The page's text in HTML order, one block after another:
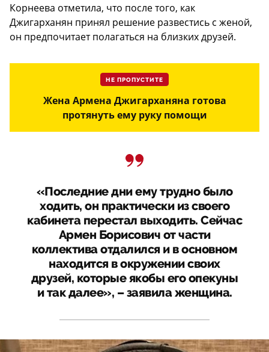
Корнеева отметила, что после того, как
Джигарханян принял решение развестись с женой,
он предпочитает полагаться на близких друзей.
НЕ ПРОПУСТИТЕ
Жена Армена Джигарханяна готова
протянуть ему руку помощи
«Последние дни ему трудно было
ходить, он практически из своего
кабинета перестал выходить. Сейчас
Армен Борисович от части
коллектива отдалился и в основном
находится в окружении своих
друзей, которые якобы его опекуны
и так далее», – заявила женщина.